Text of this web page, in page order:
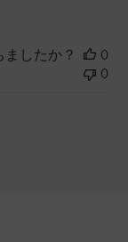
したか？
0
0